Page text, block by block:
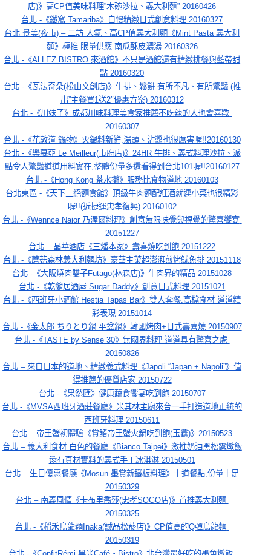
店)》高CP值美味料理”木碗沙拉、義大利麵” 20160426
台北 -《鐵窩 Tamariba》自慢精緻日式創意料理 20160327
台北 景美(夜市) – 二訪 人氣、高CP值義大利麵《Mint Pasta 義大利
麵》極推 限量供應 南瓜酥皮濃湯 20160326
台北 -《ALLEZ BISTRO 來酒館》不只是酒館還有精緻排餐與藍帶甜
點 20160320
台北 -《瓦法奇朵(松山文創店)》牛排、鬆餅 有所不凡、有所驚豔 (推
出”主餐買1送2″優惠方案) 20160312
台北 -《川妹子》成都川味料理美食家推薦不吃辣的人也會喜歡
20160307
台北 -《花敦道 鍋物》火鍋料新鮮,湯頭、沾醬也很厲害喔!!20160130
台北 -《樂慕亞 Le Meilleur(市府店)》24HR 牛排、義式料理沙拉、派
點令人驚豔道道用料實在,整體份量多還看得到台北101喔!!20160127
台北 -《Hong Kong 茶水攤》服務比食物道地 20160103
台北東區 -《天下三絕麵食館》頂級牛肉麵配紅酒就連小菜也很精彩
喔!!(近捷運忠孝復興) 20160102
台北 -《Wennce Naior 乃渥爾料理》創意無限味覺與視覺的驚喜饗宴
20151227
台北 – 晶華酒店《三燔本家》壽喜燒吃到飽 20151222
台北 -《蘑菇森林義大利麵坊》豪華主菜超澎湃煎烤魷魚排 20151118
台北 -《大阪燒肉雙子Futago(林森店)》牛肉界的精品 20151028
台北 -《乾爹居酒屋 Sugar Daddy》創意日式料理 20151021
台北 -《西班牙小酒館 Hestia Tapas Bar》雙人套餐.高檔食材 道道精
彩表現 20151014
台北 -《金太郎 ちりとり鍋 平盆鍋》韓國烤肉+日式壽喜燒 20150907
台北 -《TASTE by Sense 30》無國界料理 道道具有驚喜之處
20150826
台北 – 來自日本的道地、精緻義式料理《Japoli “Japan + Napoli”》值
得推薦的優質店家 20150722
台北 -《果然匯》健康蔬食饗宴吃到飽 20150707
台北 -《MVSA西班牙酒莊餐廳》米其林主廚來台一手打造道地正統的
西班牙料理 20150611
台北 – 帝王蟹初體驗《賞鰭帝王蟹火鍋吃到飽(玉鑫)》20150523
台北 – 義大利食材.白色的餐廳《Bianco Taipei》激推奶油黑松露燉飯
還有真材實料的義式手工冰淇淋 20150501
台北 – 生日優惠餐廳《Mosun 墨賞新鐵板料理》十道餐點,份量十足
20150329
台北 – 南義風情《卡布里喬莎(忠孝SOGO店)》首推義大利麵
20150325
台北 -《稻禾烏龍麵Inaka(誠品松菸店)》CP值高的Q彈烏龍麵
20150319